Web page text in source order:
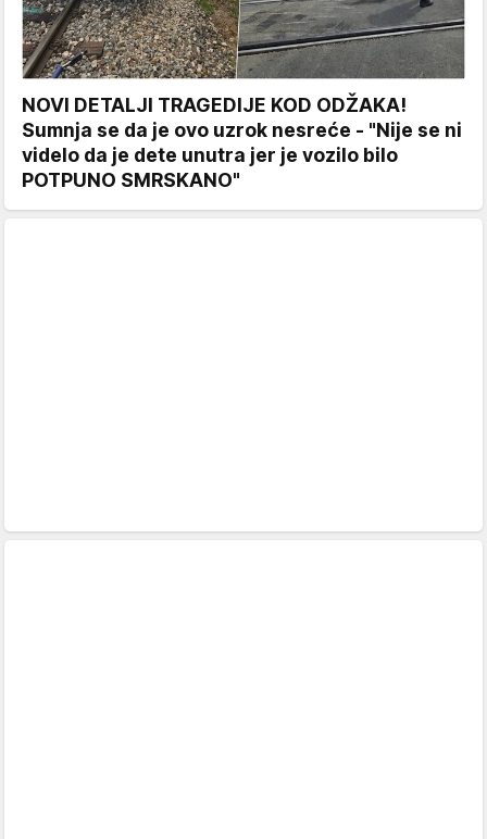
NOVI DETALJI TRAGEDIJE KOD ODŽAKA!
Sumnja se da je ovo uzrok nesreće - "Nije se ni
videlo da je dete unutra jer je vozilo bilo
POTPUNO SMRSKANO"